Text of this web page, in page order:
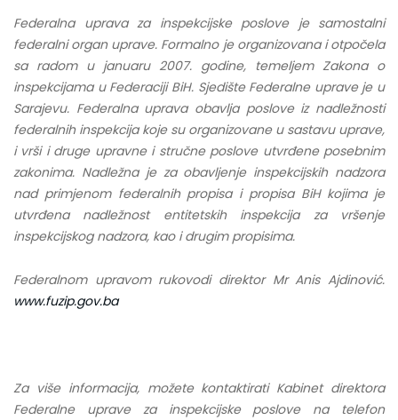
Federalna uprava za inspekcijske poslove je samostalni
federalni organ uprave. Formalno je organizovana i otpočela
sa radom u januaru 2007. godine, temeljem Zakona o
inspekcijama u Federaciji BiH. Sjedište Federalne uprave je u
Sarajevu. Federalna uprava obavlja poslove iz nadležnosti
federalnih inspekcija koje su organizovane u sastavu uprave,
i vrši i druge upravne i stručne poslove utvrđene posebnim
zakonima. Nadležna je za obavljenje inspekcijskih nadzora
nad primjenom federalnih propisa i propisa BiH kojima je
utvrđena nadležnost entitetskih inspekcija za vršenje
inspekcijskog nadzora, kao i drugim propisima.
Federalnom upravom rukovodi direktor Mr Anis Ajdinović.
www.fuzip.gov.ba
Za više informacija, možete kontaktirati Kabinet direktora
Federalne uprave za inspekcijske poslove na telefon